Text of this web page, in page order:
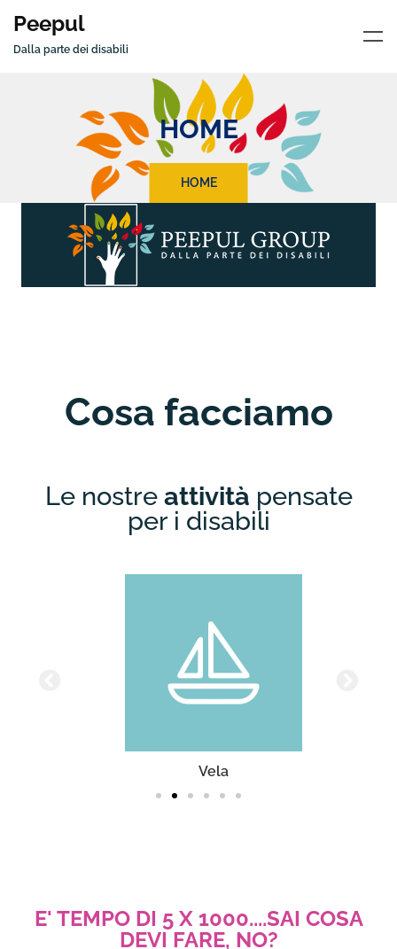
Peepul
Dalla parte dei disabili
HOME
HOME
Cosa facciamo
Le nostre attività pensate
per i disabili
Vela
E' TEMPO DI 5 X 1000....SAI COSA
DEVI FARE, NO?